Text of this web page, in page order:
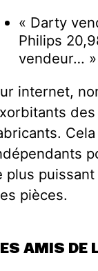
« Darty
Philips
vendeur… »
internet,
plus
pièces.
AMIS DE